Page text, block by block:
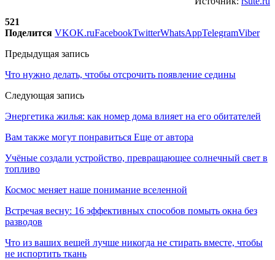
521
Поделится VKOK.ruFacebookTwitterWhatsAppTelegramViber
Предыдущая запись
Что нужно делать, чтобы отсрочить появление седины
Следующая запись
Энергетика жилья: как номер дома влияет на его обитателей
Вам также могут понравиться Еще от автора
Учёные создали устройство, превращающее солнечный свет в
топливо
Космос меняет наше понимание вселенной
Встречая весну: 16 эффективных способов помыть окна без
разводов
Что из ваших вещей лучше никогда не стирать вместе, чтобы
не испортить ткань